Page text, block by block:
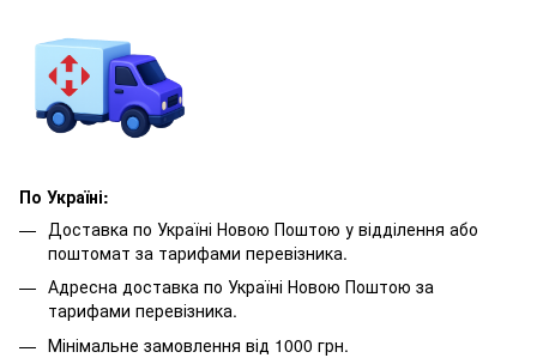
По Україні:
Доставка по Україні Новою Поштою у відділення або
поштомат за тарифами перевізника.
Адресна доставка по Україні Новою Поштою за
тарифами перевізника.
Мінімальне замовлення від 1000 грн.